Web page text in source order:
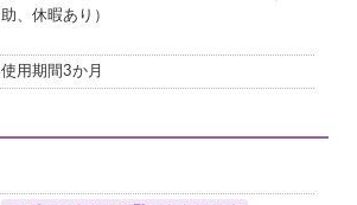
助、休暇あり）
使用期間3か月